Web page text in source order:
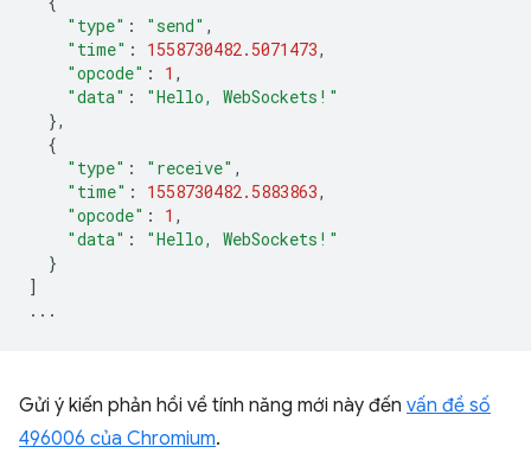
"type" : "send" ,
"time" : 1558730482.5071473,
"opcode" : 1 ,
"data" :
"Hello, WebSockets!"
},
{
"type" : "receive" ,
"time" : 1558730482.5883863,
"opcode" : 1 ,
"data" :
"Hello, WebSockets!"
}
]
...
Gửi ý kiến phản hồi về tính năng mới này đến vấn đề số
496006 của Chromium.